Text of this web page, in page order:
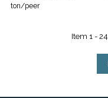
ton/peer
Item 1 -